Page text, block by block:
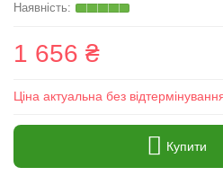
1 656 ₴
Ціна актуальна без
Купити